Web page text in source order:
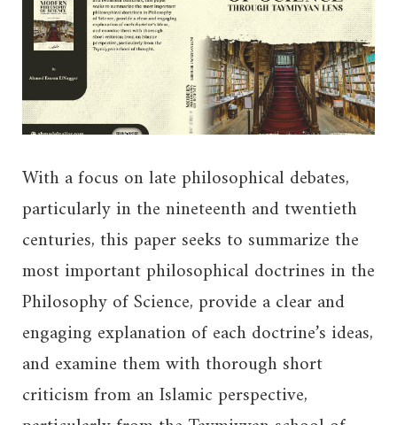
With a focus on late philosophical debates,
particularly in the nineteenth and twentieth
centuries, this paper seeks to summarize the
most important philosophical doctrines in the
Philosophy of Science, provide a clear and
engaging explanation of each doctrine’s ideas,
and examine them with thorough short
criticism from an Islamic perspective,